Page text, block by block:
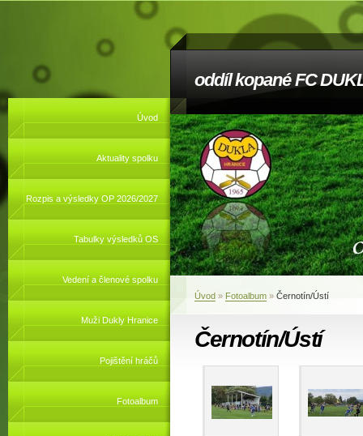
oddíl kopané FC
Úvod
Aktuality spolku
Rozpis a výsledky OP 2026/2027
Tabulky výsledků OS
Vedení a členové spolku
Muži Dukly Hranice
Pojištění hráčů
Fotoalbum
Úvod » Fotoalbum » Černotín/Ústí
Černotín/Ústí